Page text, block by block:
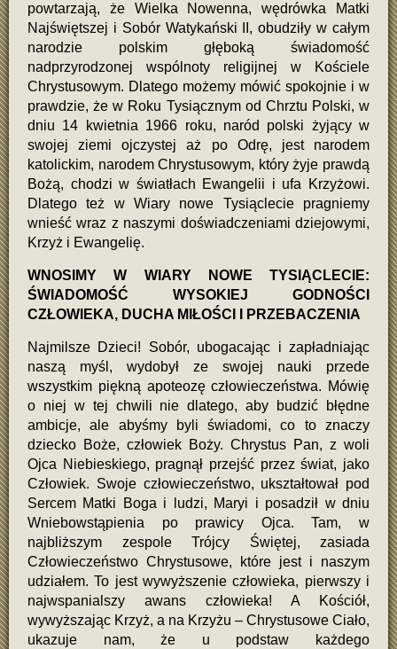
powtarzają, że Wielka Nowenna, wędrówka Matki
Najświętszej i Sobór Watykański II, obudziły w całym
narodzie polskim głęboką świadomość
nadprzyrodzonej wspólnoty religijnej w Kościele
Chrystusowym. Dlatego możemy mówić spokojnie i w
prawdzie, że w Roku Tysiącznym od Chrztu Polski, w
dniu 14 kwietnia 1966 roku, naród polski żyjący w
swojej ziemi ojczystej aż po Odrę, jest narodem
katolickim, narodem Chrystusowym, który żyje prawdą
Bożą, chodzi w światłach Ewangelii i ufa Krzyżowi.
Dlatego też w Wiary nowe Tysiąclecie pragniemy
wnieść wraz z naszymi doświadczeniami dziejowymi,
Krzyż i Ewangelię.
WNOSIMY W WIARY NOWE TYSIĄCLECIE:
ŚWIADOMOŚĆ WYSOKIEJ GODNOŚCI
CZŁOWIEKA, DUCHA MIŁOŚCI I PRZEBACZENIA
Najmilsze Dzieci! Sobór, ubogacając i zapładniając
naszą myśl, wydobył ze swojej nauki przede
wszystkim piękną apoteozę człowieczeństwa. Mówię
o niej w tej chwili nie dlatego, aby budzić błędne
ambicje, ale abyśmy byli świadomi, co to znaczy
dziecko Boże, człowiek Boży. Chrystus Pan, z woli
Ojca Niebieskiego, pragnął przejść przez świat, jako
Człowiek. Swoje człowieczeństwo, ukształtował pod
Sercem Matki Boga i ludzi, Maryi i posadził w dniu
Wniebowstąpienia po prawicy Ojca. Tam, w
najbliższym zespole Trójcy Świętej, zasiada
Człowieczeństwo Chrystusowe, które jest i naszym
udziałem. To jest wywyższenie człowieka, pierwszy i
najwspanialszy awans człowieka! A Kościół,
wywyższając Krzyż, a na Krzyżu – Chrystusowe Ciało,
ukazuje nam, że u podstaw każdego